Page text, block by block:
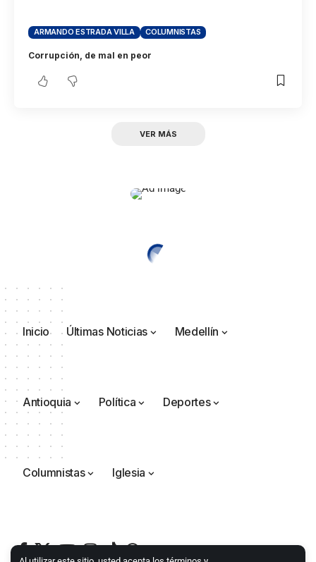
ARMANDO ESTRADA VILLA COLUMNISTAS
Corrupción, de mal en peor
VER MÁS
Inicio Últimas Noticias Medellín
Antioquia Política Deportes
Columnistas Iglesia